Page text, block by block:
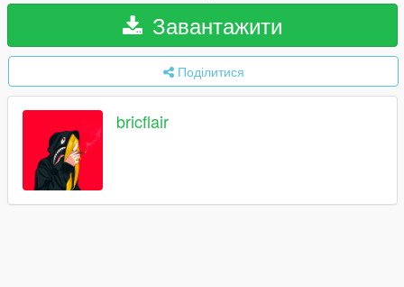
Завантажити
Поділитися
bricflair